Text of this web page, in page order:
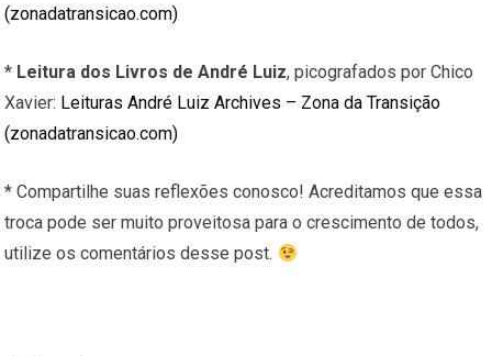
(zonadatransicao.com)
* Leitura dos Livros de André Luiz, picografados por Chico
Xavier: Leituras André Luiz Archives – Zona da Transição
(zonadatransicao.com)
* Compartilhe suas reflexões conosco! Acreditamos que essa
troca pode ser muito proveitosa para o crescimento de todos,
utilize os comentários desse post.